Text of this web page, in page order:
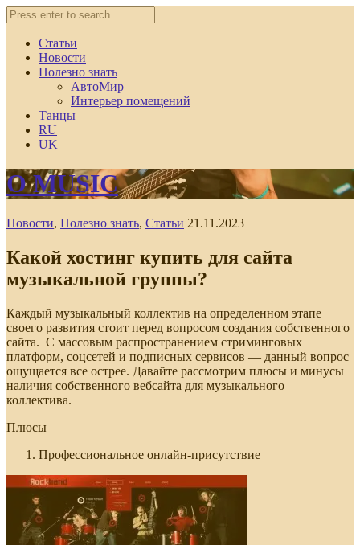
Статьи
Новости
Полезно знать
АвтоМир
Интерьер помещений
Танцы
RU
UK
O MUSIC
Новости, Полезно знать, Статьи 21.11.2023
Какой хостинг купить для сайта
музыкальной группы?
Каждый музыкальный коллектив на определенном этапе
своего развития стоит перед вопросом создания собственного
сайта. С массовым распространением стриминговых
платформ, соцсетей и подписных сервисов — данный вопрос
ощущается все острее. Давайте рассмотрим плюсы и минусы
наличия собственного вебсайта для музыкального
коллектива.
Плюсы
Профессиональное онлайн-присутствие